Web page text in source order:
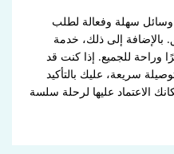
وسائل سهلة وفعالة لطلب
بالإضافة إلى ذلك، خدمة
وراحة للجميع. إذا كنت قد
سريعة، عليك بالتأكيد
الاعتماد عليها لرحلة سلسة